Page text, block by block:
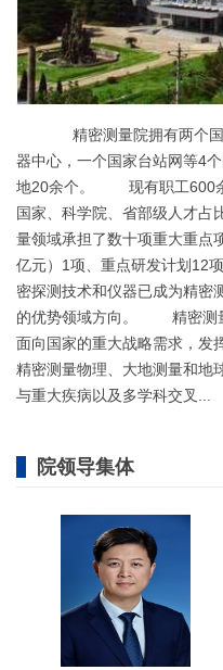
精密测量院拥有两个国
器中心，一个国家台站网等4
地20余个。 现有职工600余
国家、科学院、省部级人才占
量领域承担了数十项重大重点
亿元）1项、重点研发计划12
密探测技术和仪器已成为精密
的优势领域方向。 精密测量
面向国家的重大战略需求，发
精密测量物理、大地测量和地
与重大疾病以及多学科交叉...
院领导集体